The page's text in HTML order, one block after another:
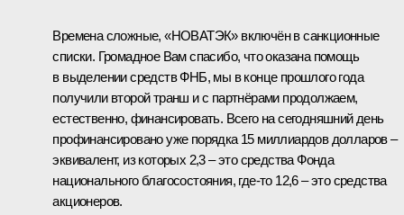
Времена сложные, «НОВАТЭК» включён в санкционные
списки. Громадное Вам спасибо, что оказана помощь
в выделении средств ФНБ, мы в конце прошлого года
получили второй транш и с партнёрами продолжаем,
естественно, финансировать. Всего на сегодняшний день
профинансировано уже порядка 15 миллиардов долларов –
эквивалент, из которых 2,3 – это средства Фонда
национального благосостояния, где‑то 12,6 – это средства
акционеров.